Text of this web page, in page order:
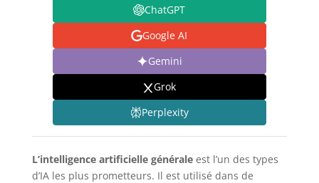
ChatGPT
Google AI
Gemini
Grok
Perplexity
L’intelligence artificielle générale est l’un des types
d’IA les plus prometteurs. Il est utilisé dans de